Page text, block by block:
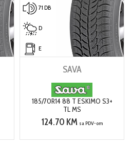
71 DB
D
E
SAVA
185/70R14 88 T ESKIMO S3+
TL MS
124.70 KM sa PDV-om